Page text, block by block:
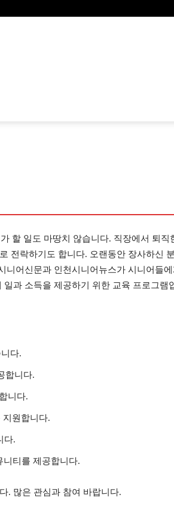
할 일도 마땅치 않습니다. 직장에서 퇴직
전락하기도 합니다. 오랜동안 장사하신
어신문과 인천시니어뉴스가 시니어들
과 소득을 제공하기 위한 교육 프로그램
다.
합니다.
니다.
원합니다.
다.
티를 제공합니다.
. 많은 관심과 참여 바랍니다.